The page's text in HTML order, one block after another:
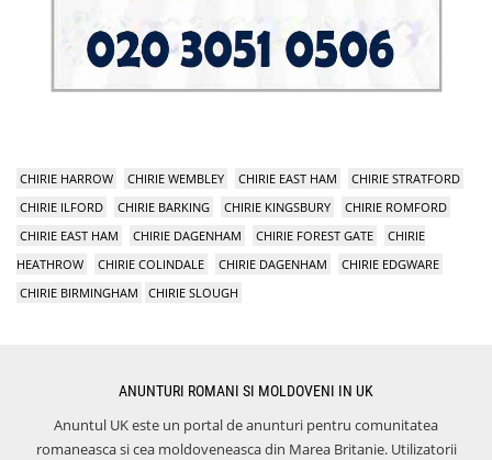
CHIRIE HARROW CHIRIE WEMBLEY CHIRIE EAST HAM
CHIRIE STRATFORD
CHIRIE ILFORD
CHIRIE BARKING CHIRIE KINGSBURY
CHIRIE ROMFORD
CHIRIE EAST HAM
CHIRIE DAGENHAM CHIRIE FOREST GATE
CHIRIE
HEATHROW
CHIRIE COLINDALE CHIRIE DAGENHAM
CHIRIE EDGWARE
CHIRIE BIRMINGHAM
CHIRIE SLOUGH
ANUNTURI ROMANI SI MOLDOVENI IN UK
Anuntul UK este un portal de anunturi pentru comunitatea
romaneasca si cea moldoveneasca din Marea Britanie. Utilizatorii